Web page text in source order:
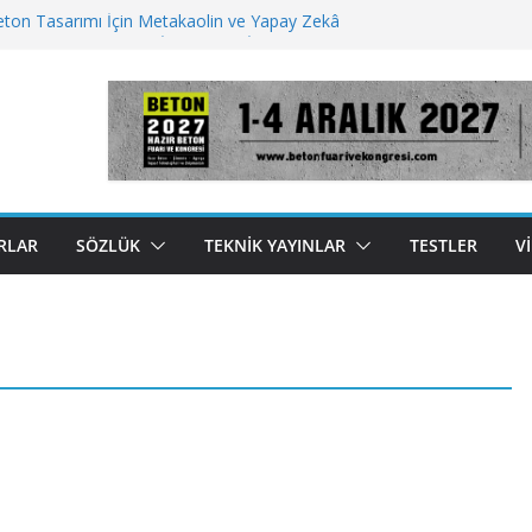
Tasarımı İçin Metakaolin ve Yapay Zekâ
Tuzu Ayrıştırmada Ultrasonik Cihaz
Gelecek İçin Beton İnovasyonları
Enjeksiyonu Çimentonun Sertleşme Şeklini
SÖZLÜK TEKNIK YAYINLAR TESTLER